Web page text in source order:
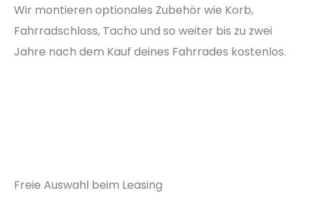
Wir montieren optionales Zubehör wie Korb,
Fahrradschloss, Tacho und so weiter bis zu zwei
Jahre nach dem Kauf deines Fahrrades kostenlos.
Freie Auswahl beim Leasing